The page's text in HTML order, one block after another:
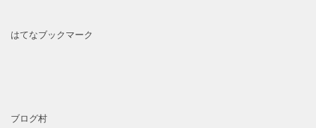
はてなブックマーク
ブログ村